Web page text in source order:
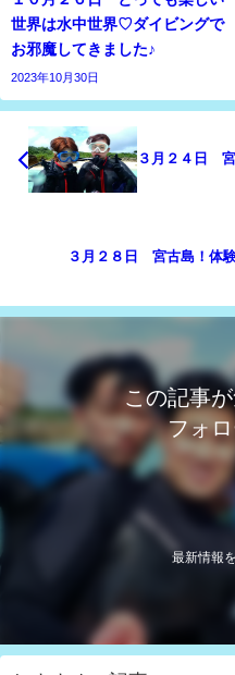
世界は水中世界♡ダイビングで
お邪魔してきました♪
2023年10月30日
３月２４日 宮
３月２８日 宮古島！体
この記事
フォ
最新情報